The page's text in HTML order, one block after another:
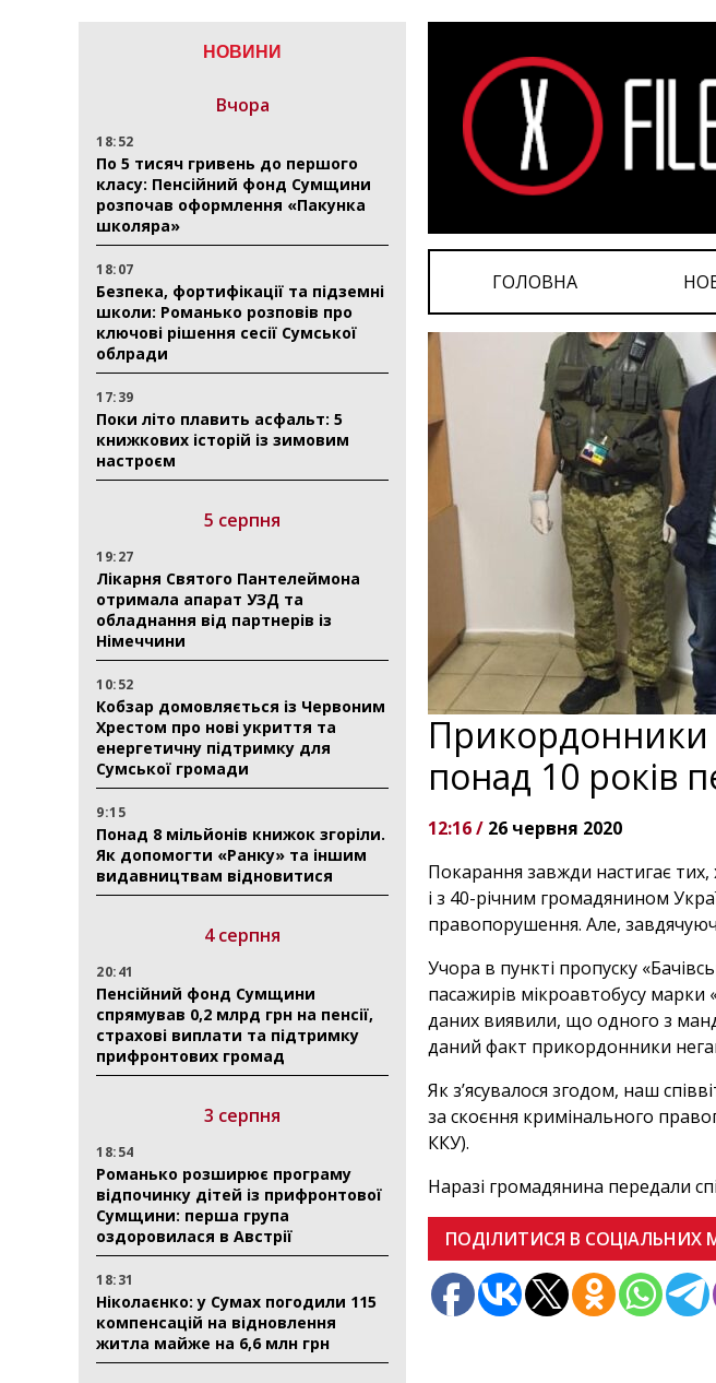
ГОЛОВНА
НОВИНИ
Вчора
18:52
По 5 тисяч гривень до першого
класу: Пенсійний фонд Сумщини
розпочав оформлення «Пакунка
школяра»
18:07
Безпека, фортифікації та підземні
школи: Романько розповів про
ключові рішення сесії Сумської
облради
17:39
Поки літо плавить асфальт: 5
книжкових історій із зимовим
настроєм
5 серпня
19:27
Лікарня Святого Пантелеймона
отримала апарат УЗД та
обладнання від партнерів із
Німеччини
10:52
Кобзар домовляється із Червоним
Хрестом про нові укриття та
енергетичну підтримку для
Сумської громади
9:15
Понад 8 мільйонів книжок згоріли.
Як допомогти «Ранку» та іншим
видавництвам відновитися
4 серпня
20:41
Пенсійний фонд Сумщини
спрямував 0,2 млрд грн на пенсії,
страхові виплати та підтримку
прифронтових громад
3 серпня
18:54
Романько розширює програму
відпочинку дітей із прифронтової
Сумщини: перша група
оздоровилася в Австрії
18:31
Ніколаєнко: у Сумах погодили 115
компенсацій на відновлення
житла майже на 6,6 млн грн
Прикордонники
понад 10 років
12:16 / 26 червня 2020
Покарання завжди настигає тих,
і з 40-річним громадянином
правопорушення. Але,
Учора в пункті пропуску
пасажирів мікроавтобусу марки
даних виявили, що одного з
даний факт прикордонники
Як з’ясувалося згодом, наш
за скоєння кримінального
ККУ).
Наразі громадянина передали
ПОДІЛИТИСЯ В СОЦІАЛЬНИХ